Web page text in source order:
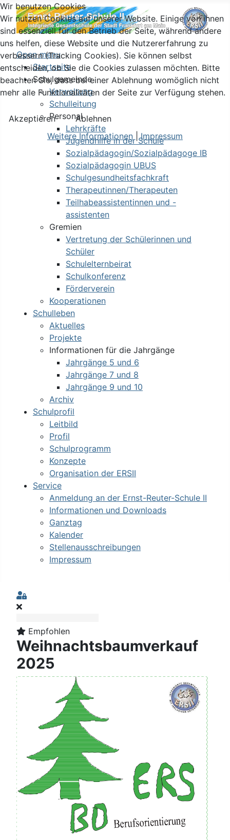
Open menu
Startseite
Schulgemeinde
Verwaltung
Schulleitung
Personal
Lehrkräfte
Jugendhilfe in der Schule
Sozialpädagogin/Sozialpädagoge IB
Sozialpädagogin UBUS
Schulgesundheitsfachkraft
Therapeutinnen/Therapeuten
Teilhabeassistentinnen und -
assistenten
Gremien
Vertretung der Schülerinnen und
Schüler
Schulelternbeirat
Schulkonferenz
Förderverein
Kooperationen
Schulleben
Aktuelles
Projekte
Informationen für die Jahrgänge
Jahrgänge 5 und 6
Jahrgänge 7 und 8
Jahrgänge 9 und 10
Archiv
Schulprofil
Leitbild
Profil
Schulprogramm
Konzepte
Organisation der ERSII
Service
Anmeldung an der Ernst-Reuter-Schule II
Informationen und Downloads
Ganztag
Kalender
Stellenausschreibungen
Impressum
Sign In
Empfohlen
Weihnachtsbaumverkauf
2025
Wir benutzen Cookies
Wir nutzen Cookies auf unserer Website. Einige von ihnen
sind essenziell für den Betrieb der Seite, während andere
uns helfen, diese Website und die Nutzererfahrung zu
verbessern (Tracking Cookies). Sie können selbst
entscheiden, ob Sie die Cookies zulassen möchten. Bitte
beachten Sie, dass bei einer Ablehnung womöglich nicht
mehr alle Funktionalitäten der Seite zur Verfügung stehen.
Akzeptieren
Ablehnen
Weitere Informationen |Impressum